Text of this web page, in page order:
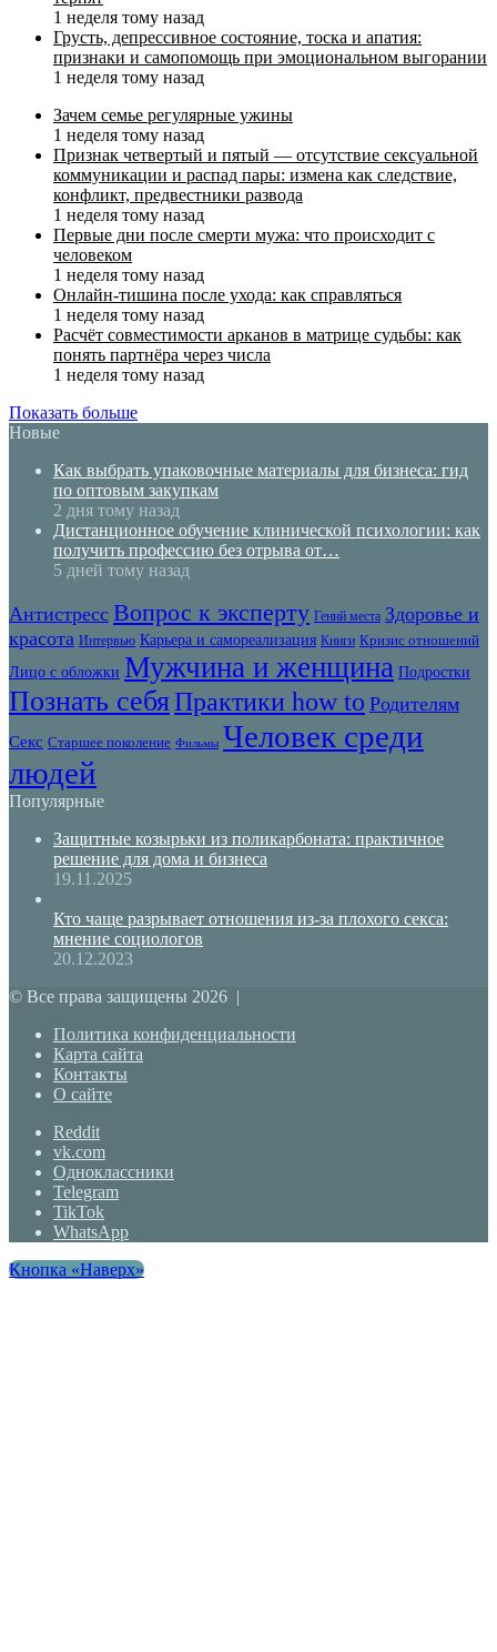
1 неделя тому назад
Грусть, депрессивное состояние, тоска и апатия:
признаки и самопомощь при эмоциональном выгорании
1 неделя тому назад
Зачем семье регулярные ужины
1 неделя тому назад
Признак четвертый и пятый — отсутствие сексуальной
коммуникации и распад пары: измена как следствие,
конфликт, предвестники развода
1 неделя тому назад
Первые дни после смерти мужа: что происходит с
человеком
1 неделя тому назад
Онлайн-тишина после ухода: как справляться
1 неделя тому назад
Расчёт совместимости арканов в матрице судьбы: как
понять партнёра через числа
1 неделя тому назад
Показать больше
Новые
Как выбрать упаковочные материалы для бизнеса: гид
по оптовым закупкам
2 дня тому назад
Дистанционное обучение клинической психологии: как
получить профессию без отрыва от…
5 дней тому назад
Антистресс Вопрос к эксперту Гений места Здоровье и
красота Интервью Карьера и самореализация Книги Кризис отношений
Лицо с обложки Мужчина и женщина Подростки
Познать себяПрактики how to Родителям
Секс Старшее поколение Фильмы Человек среди
людей
Популярные
Защитные козырьки из поликарбоната: практичное
решение для дома и бизнеса
19.11.2025
Кто чаще разрывает отношения из-за плохого секса:
мнение социологов
20.12.2023
© Все права защищены 2026 |
Политика конфиденциальности
Карта сайта
Контакты
О сайте
Reddit
vk.com
Одноклассники
Telegram
TikTok
WhatsApp
Кнопка «Наверх»